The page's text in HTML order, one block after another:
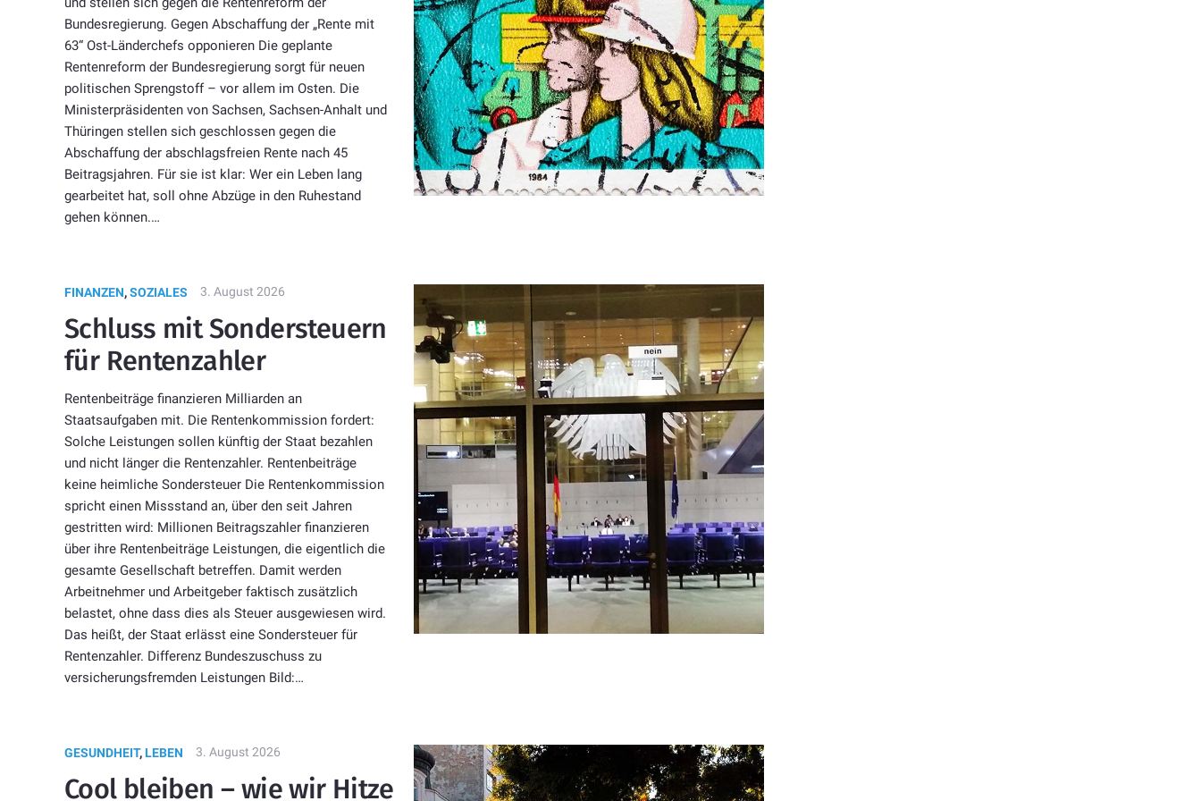
Bundesregierung. Gegen Abschaffung der „Rente mit
63“ Ost-Länderchefs opponieren Die geplante
Rentenreform der Bundesregierung sorgt für neuen
politischen Sprengstoff – vor allem im Osten. Die
Ministerpräsidenten von Sachsen, Sachsen-Anhalt und
Thüringen stellen sich geschlossen gegen die
Abschaffung der abschlagsfreien Rente nach 45
Beitragsjahren. Für sie ist klar: Wer ein Leben lang
gearbeitet hat, soll ohne Abzüge in den Ruhestand
gehen können.…
FINANZEN,SOZIALES 3. August 2026
Schluss mit Sondersteuern
für Rentenzahler
Rentenbeiträge finanzieren Milliarden an
Staatsaufgaben mit. Die Rentenkommission fordert:
Solche Leistungen sollen künftig der Staat bezahlen
und nicht länger die Rentenzahler. Rentenbeiträge
keine heimliche Sondersteuer Die Rentenkommission
spricht einen Missstand an, über den seit Jahren
gestritten wird: Millionen Beitragszahler finanzieren
über ihre Rentenbeiträge Leistungen, die eigentlich die
gesamte Gesellschaft betreffen. Damit werden
Arbeitnehmer und Arbeitgeber faktisch zusätzlich
belastet, ohne dass dies als Steuer ausgewiesen wird.
Das heißt, der Staat erlässt eine Sondersteuer für
Rentenzahler. Differenz Bundeszuschuss zu
versicherungsfremden Leistungen Bild:…
GESUNDHEIT,LEBEN 3. August 2026
Cool bleiben – wie wir Hitze